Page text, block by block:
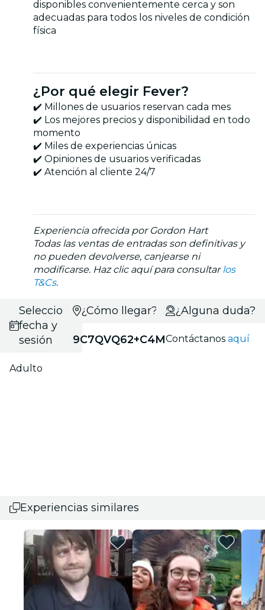
disponibles convenientemente cerca y son
adecuadas para todos los niveles de condición
física
¿Por qué elegir Fever?
✔️ Millones de usuarios reservan cada mes
✔️ Los mejores precios y disponibilidad en todo
momento
✔️ Miles de experiencias únicas
✔️ Opiniones de usuarios verificadas
✔️ Atención al cliente 24/7
Experiencia ofrecida por Gordon Hart
Todas las ventas de entradas son definitivas y
no pueden devolverse, canjearse ni
modificarse. Haz clic aquí para consultar los
T&Cs.
Selecciona
fecha y
sesión
Adulto
¿Cómo llegar?
9C7QVQ62+C4M
¿Alguna duda?
Contáctanosaquí
Experiencias similares